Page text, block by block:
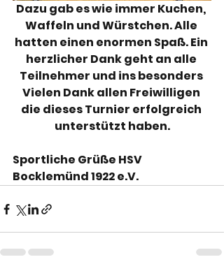
Dazu gab es wie immer Kuchen,
Waffeln und Würstchen. Alle
hatten einen enormen Spaß. Ein
herzlicher Dank geht an alle
Teilnehmer und ins besonders
Vielen Dank allen Freiwilligen
die dieses Turnier erfolgreich
unterstützt haben.
Sportliche Grüße HSV
Bocklemünd 1922 e.V.